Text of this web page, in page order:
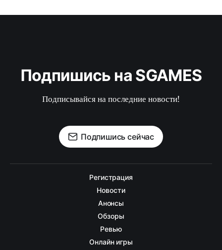
Подпишись на SGAMES
Подписывайся на последние новости!
Подпишись сейчас
Регистрация
Новости
Анонсы
Обзоры
Ревью
Онлайн игры